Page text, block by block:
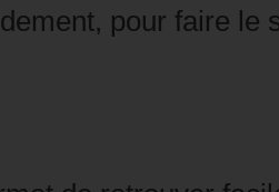
pour faire le